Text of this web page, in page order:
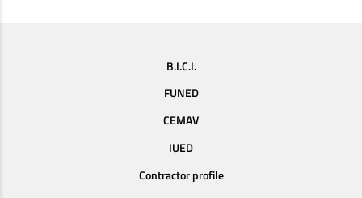
B.I.C.I.
FUNED
CEMAV
IUED
Contractor profile